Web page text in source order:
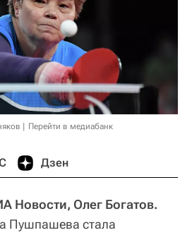
Перейти в медиабанк
Дзен
Новости, Олег Богатов.
Пушпашева стала